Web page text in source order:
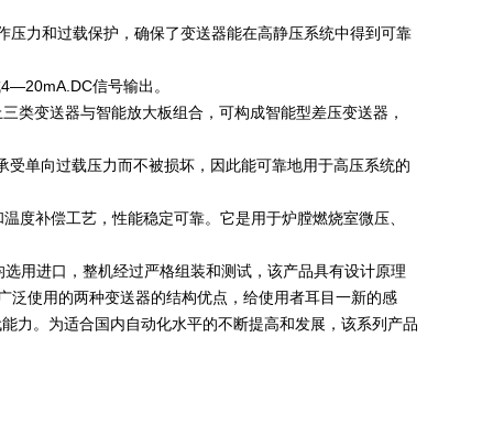
力和过载保护，确保了变送器能在高静压系统中得到可靠
信号输出。
变送器与智能放大板组合，可构成智能型差压变送器，
单向过载压力而不被损坏，因此能可靠地用于高压系统的
补偿工艺，性能稳定可靠。它是用于炉膛燃烧室微压、
用进口，整机经过严格组装和测试，该产品具有设计原理
泛使用的两种变送器的结构优点，给使用者耳目一新的感
力。为适合国内自动化水平的不断提高和发展，该系列产品